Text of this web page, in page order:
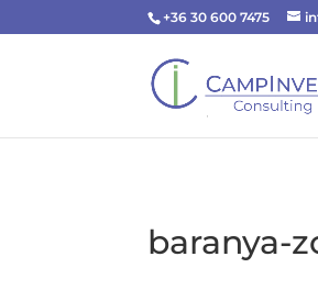
+36 30 600 7475
baranya-